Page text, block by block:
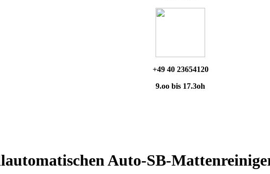
+49 40 23654120
9.oo bis 17.3oh
Auto-SB-